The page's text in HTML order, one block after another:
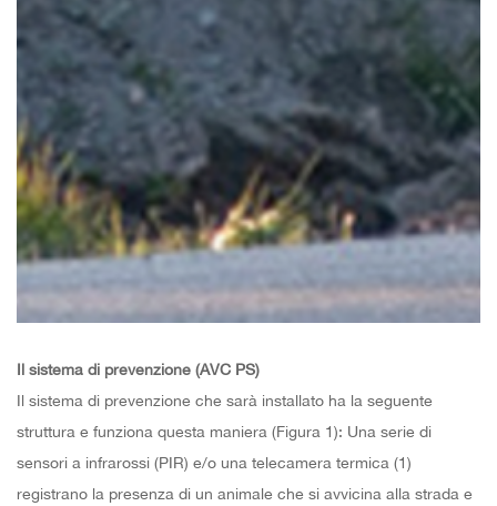
Il sistema di prevenzione (AVC PS)
Il sistema di prevenzione che sarà installato ha la seguente
struttura e funziona questa maniera (Figura 1): Una serie di
sensori a infrarossi (PIR) e/o una telecamera termica (1)
registrano la presenza di un animale che si avvicina alla strada e